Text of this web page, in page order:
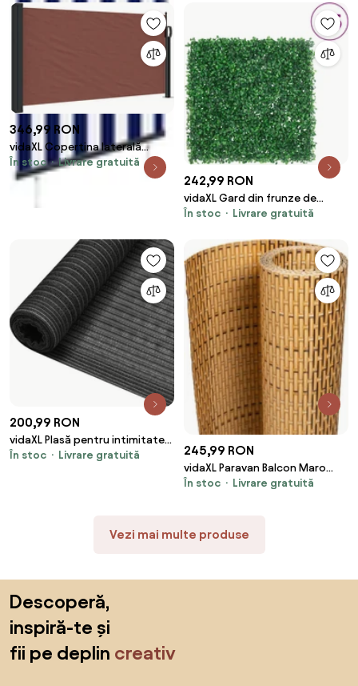
346,99 RON
vidaXL Copertina laterală
retractabilă, maro, 100x500 cm
În stoc Livrare gratuită
242,99 RON
vidaXL Gard din frunze de
arbust artificiale, 6 buc., verde,
În stoc Livrare gratuită
200,99 RON
vidaXL Plasă pentru intimitate,
antracit, 1x25 m, HDPE, 195 g/m²
În stoc Livrare gratuită 245,99 RON
vidaXL Paravan Balcon Maro
Deschis 300x100 cm Poly
În stoc Livrare gratuită
Vezi mai multe produse
Descoperă,
inspiră-te și
fii pe deplin creativ